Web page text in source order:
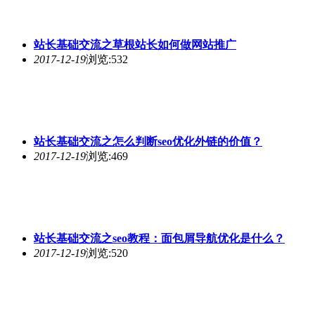
站长基础交流之草根站长如何做网站推广
2017-12-19浏览:532
站长基础交流之怎么判断seo优化外链的价值？
2017-12-19浏览:469
站长基础交流之seo教程：面包屑导航优化是什么？
2017-12-19浏览:520